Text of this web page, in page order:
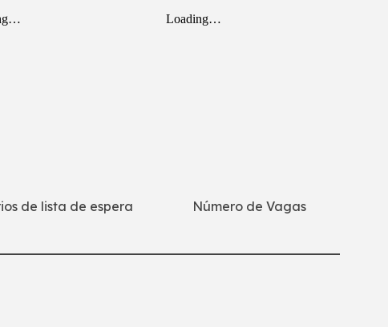
de lista de espera Número de Vagas